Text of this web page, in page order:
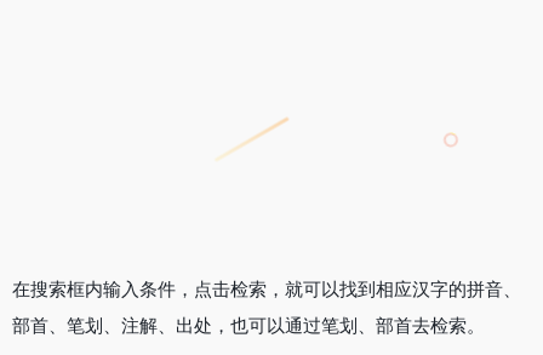
在搜索框内输入条件，点击检索，就可以找到相应汉字的拼音、
部首、笔划、注解、出处，也可以通过笔划、部首去检索。